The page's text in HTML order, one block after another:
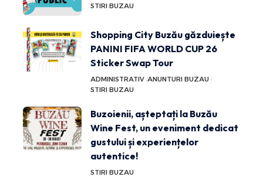
STIRI BUZAU
Shopping City Buzău găzduiește
PANINI FIFA WORLD CUP 26
Sticker Swap Tour
ADMINISTRATIV ANUNTURI BUZAU
STIRI BUZAU
Buzoienii, așteptați la Buzău
Wine Fest, un eveniment dedicat
gustului și experiențelor
autentice!
STIRI BUZAU